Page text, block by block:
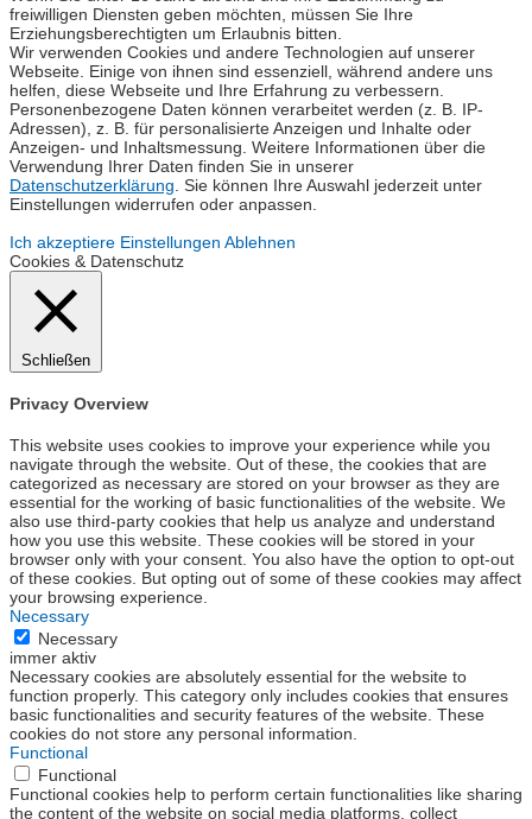
freiwilligen Diensten geben möchten, müssen Sie Ihre
Erziehungsberechtigten um Erlaubnis bitten.
Wir verwenden Cookies und andere Technologien auf unserer
Webseite. Einige von ihnen sind essenziell, während andere uns
helfen, diese Webseite und Ihre Erfahrung zu verbessern.
Personenbezogene Daten können verarbeitet werden (z. B. IP-
Adressen), z. B. für personalisierte Anzeigen und Inhalte oder
Anzeigen- und Inhaltsmessung. Weitere Informationen über die
Verwendung Ihrer Daten finden Sie in unserer
Datenschutzerklärung . Sie können Ihre Auswahl jederzeit unter
Einstellungen widerrufen oder anpassen.
Ich akzeptiere Einstellungen Ablehnen
Cookies & Datenschutz
Schließen
Privacy Overview
This website uses cookies to improve your experience while you
navigate through the website. Out of these, the cookies that are
categorized as necessary are stored on your browser as they are
essential for the working of basic functionalities of the website. We
also use third-party cookies that help us analyze and understand
how you use this website. These cookies will be stored in your
browser only with your consent. You also have the option to opt-out
of these cookies. But opting out of some of these cookies may affect
your browsing experience.
Necessary
Necessary
immer aktiv
Necessary cookies are absolutely essential for the website to
function properly. This category only includes cookies that ensures
basic functionalities and security features of the website. These
cookies do not store any personal information.
Functional
Functional
Functional cookies help to perform certain functionalities like sharing
the content of the website on social media platforms, collect